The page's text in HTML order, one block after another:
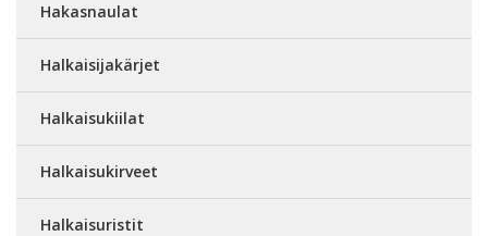
Hakasnaulat
Halkaisijakärjet
Halkaisukiilat
Halkaisukirveet
Halkaisuristit